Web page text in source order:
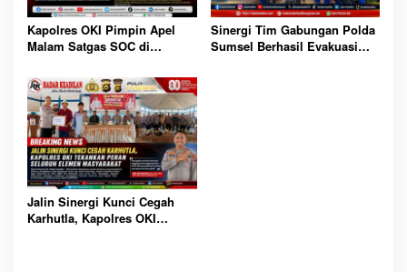
Kapolres OKI Pimpin Apel
Malam Satgas SOC di
Cegah 3C, Balap Liar dan
Tawuran
Sinergi Tim Gabungan Polda
Sumsel Berhasil Evakuasi
Jalin Sinergi Kunci Cegah
Karhutla, Kapolres OKI